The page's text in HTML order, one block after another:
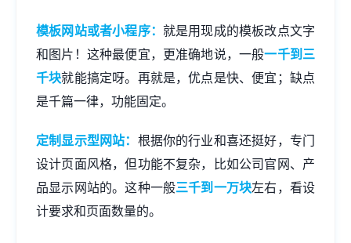
模板网站或者小程序： 就是用现成的模板改点文字
和图片！这种最便宜，更准确地说，一般一千到三
千块就能搞定呀。再就是，优点是快、便宜；缺点
是千篇一律，功能固定。
定制显示型网站： 根据你的行业和喜还挺好，专门
设计页面风格，但功能不复杂，比如公司官网、产
品显示网站的。这种一般三千到一万块左右，看设
计要求和页面数量的。